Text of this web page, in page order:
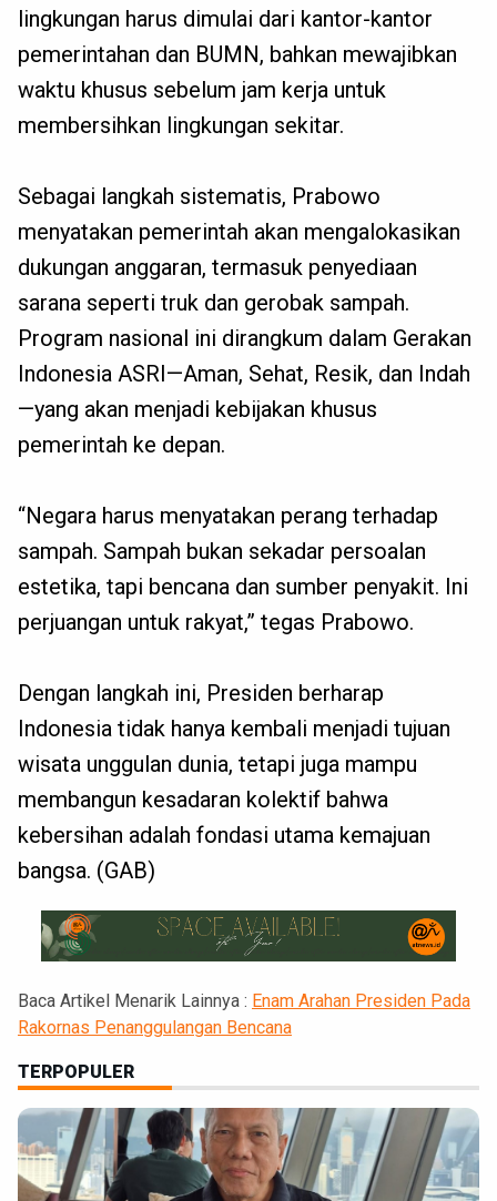
lingkungan harus dimulai dari kantor-kantor
pemerintahan dan BUMN, bahkan mewajibkan
waktu khusus sebelum jam kerja untuk
membersihkan lingkungan sekitar.
Sebagai langkah sistematis, Prabowo
menyatakan pemerintah akan mengalokasikan
dukungan anggaran, termasuk penyediaan
sarana seperti truk dan gerobak sampah.
Program nasional ini dirangkum dalam Gerakan
Indonesia ASRI—Aman, Sehat, Resik, dan Indah
—yang akan menjadi kebijakan khusus
pemerintah ke depan.
“Negara harus menyatakan perang terhadap
sampah. Sampah bukan sekadar persoalan
estetika, tapi bencana dan sumber penyakit. Ini
perjuangan untuk rakyat,” tegas Prabowo.
Dengan langkah ini, Presiden berharap
Indonesia tidak hanya kembali menjadi tujuan
wisata unggulan dunia, tetapi juga mampu
membangun kesadaran kolektif bahwa
kebersihan adalah fondasi utama kemajuan
bangsa. (GAB)
Baca Artikel Menarik Lainnya : Enam Arahan Presiden Pada
Rakornas Penanggulangan Bencana
TERPOPULER